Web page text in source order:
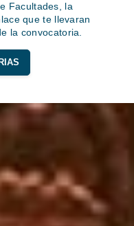
Facultades, la
que te llevaran
la convocatoria.